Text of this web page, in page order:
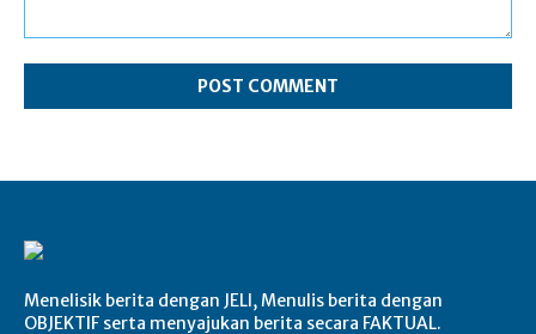
Menelisik berita dengan JELI, Menulis berita dengan
OBJEKTIF serta menyajukan berita secara FAKTUAL.